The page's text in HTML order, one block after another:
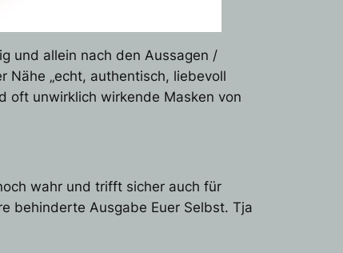
und allein nach den Aussagen /
Nähe „echt, authentisch, liebevoll
oft unwirklich wirkende Masken von
wahr und trifft sicher auch für
behinderte Ausgabe Euer Selbst. Tja